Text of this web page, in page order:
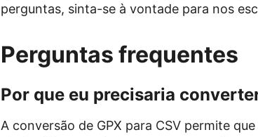
perguntas, sinta-se à vontade para nos
Perguntas frequentes
Por que eu precisaria
A conversão de GPX para CSV permite